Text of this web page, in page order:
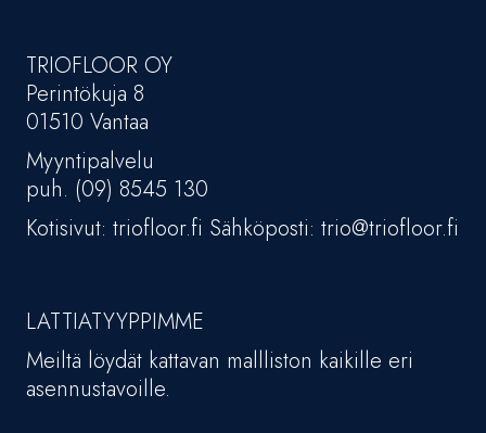
TRIOFLOOR OY
Perintökuja 8
01510 Vantaa
Myyntipalvelu
puh. (09) 8545 130
Kotisivut: triofloor.fi Sähköposti: trio@triofloor.fi
LATTIATYYPPIMME
Meiltä löydät kattavan mallliston kaikille eri
asennustavoille.